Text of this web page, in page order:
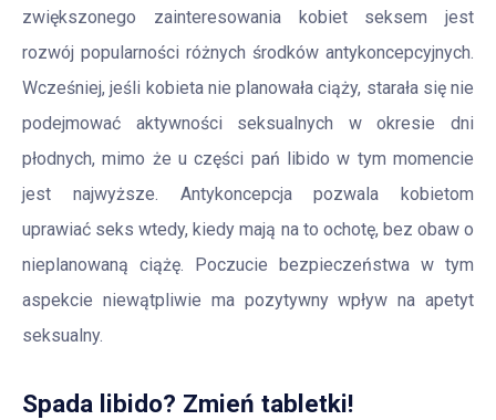
zwiększonego zainteresowania kobiet seksem jest
rozwój popularności różnych środków antykoncepcyjnych.
Wcześniej, jeśli kobieta nie planowała ciąży, starała się nie
podejmować aktywności seksualnych w okresie dni
płodnych, mimo że u części pań libido w tym momencie
jest najwyższe. Antykoncepcja pozwala kobietom
uprawiać seks wtedy, kiedy mają na to ochotę, bez obaw o
nieplanowaną ciążę. Poczucie bezpieczeństwa w tym
aspekcie niewątpliwie ma pozytywny wpływ na apetyt
seksualny.
Spada libido? Zmień tabletki!